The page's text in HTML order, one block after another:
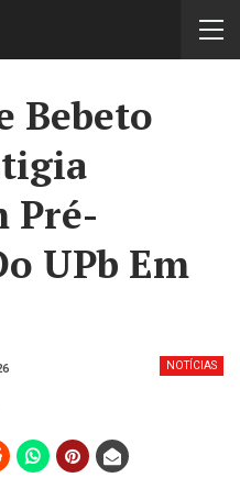
Bebeto
Pré-
UPb Em
NOTÍCIAS